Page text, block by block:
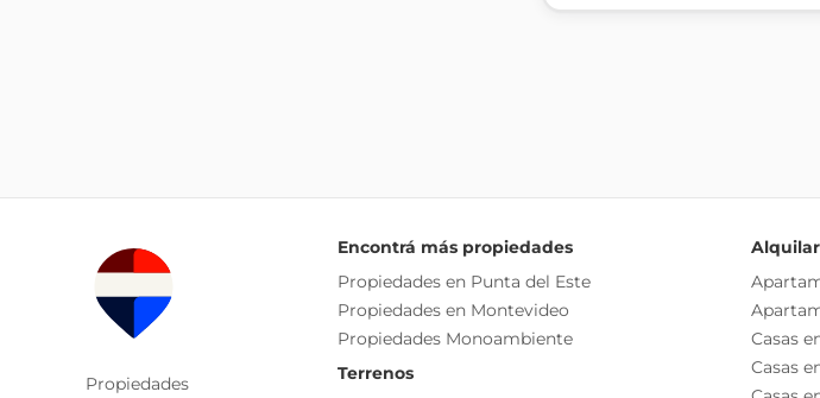
Propiedades
Encontrá más propiedades
Propiedades en Punta del Este
Propiedades en Montevideo
Propiedades Monoambiente
Terrenos
Alquilar
Casas
Casas